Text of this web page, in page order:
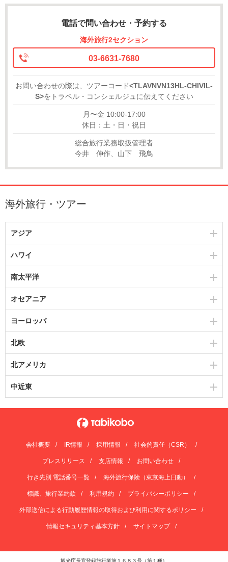
電話で問い合わせ・予約する
海外旅行2セクション
03-6631-7680
お問い合わせの際は、ツアーコード<TLAVNVN13HL-CHIVIL-
S>をトラベル・コンシェルジュに伝えてください
月〜金 10:00-17:00
休日：土・日・祝日
総合旅行業務取扱管理者
今井 伸作、山下 飛鳥
海外旅行・ツアー
アジア
ハワイ
南太平洋
オセアニア
ヨーロッパ
北欧
北アメリカ
中近東
会社概要 IR情報 採用情報 社会的責任（CSR）
プレスリリース 支店情報 お問い合わせ
行き先別 電話番号一覧 海外旅行保険（東京海上日動）
標識、旅行業約款 利用規約 プライバシーポリシー
外部送信による行動履歴情報の取得および利用に関するポリシー
情報セキュリティ基本方針 サイトマップ
観光庁長官登録旅行業第１６８３号（第１種）